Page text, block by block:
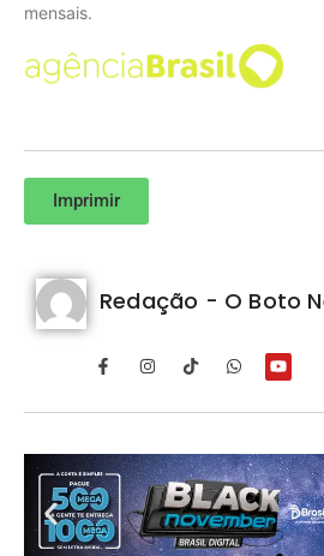
mensais.
Imprimir
Redação - O Boto